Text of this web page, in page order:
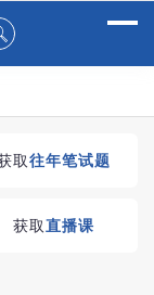
教师招聘考试优
取往年笔试题
获取直播课